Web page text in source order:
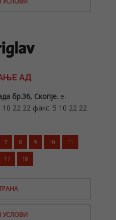
АД
бр.36, Скопје. e-
10 22 22 факс: 5 10 22 22
7 8 9 10 11
17 18
УСЛОВИ